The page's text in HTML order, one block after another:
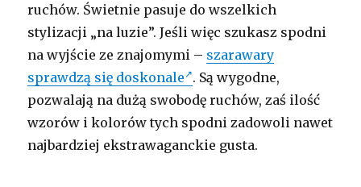
ruchów. Świetnie pasuje do wszelkich
stylizacji „na luzie”. Jeśli więc szukasz spodni
na wyjście ze znajomymi – szarawary
sprawdzą się doskonale . Są wygodne,
pozwalają na dużą swobodę ruchów, zaś ilość
wzorów i kolorów tych spodni zadowoli nawet
najbardziej ekstrawaganckie gusta.